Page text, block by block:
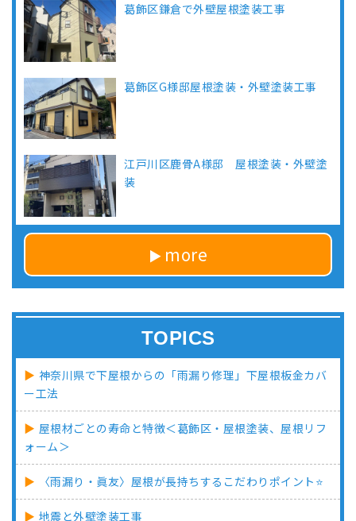
葛飾区鎌倉で外壁屋根塗装工事
葛飾区G様邸屋根塗装・外壁塗装工事
江戸川区鹿骨A様邸 屋根塗装・外壁塗
装
more
TOPICS
神奈川県で下屋根からの「雨漏り修理」下屋根板金カバ
ー工法
屋根材ごとの寿命と特徴＜葛飾区・屋根塗装、屋根リフ
ォーム＞
〈雨漏り・眞友〉屋根が長持ちするこだわりポイント⭐
地震と外壁塗装工事